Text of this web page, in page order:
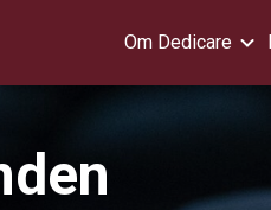
Om Dedicare